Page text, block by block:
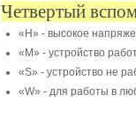
Четвертый
«H» - высокое
«M» - устройство
«S» - устройство не
«W» - для работы в